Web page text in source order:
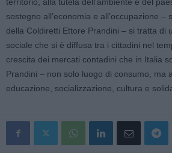
sostegno all’economia e all’occupazione –
della Coldiretti Ettore Prandini – si tratta di
sociale che si è diffusa tra i cittadini nel
crescita dei mercati contadini che in Italia
Prandini – non solo luogo di consumo, ma
educazione, socializzazione, cultura e